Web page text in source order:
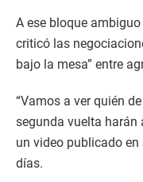
A ese bloque
criticó las
bajo la mesa” entre
“Vamos a ver quién
segunda vuelta harán
un video publicado
días.